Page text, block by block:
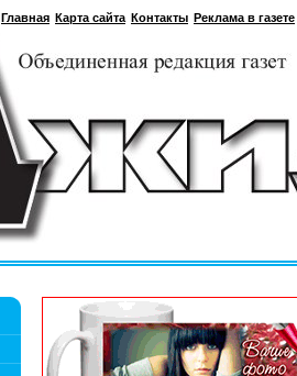
Главная Карта сайта Контакты Реклама в газете